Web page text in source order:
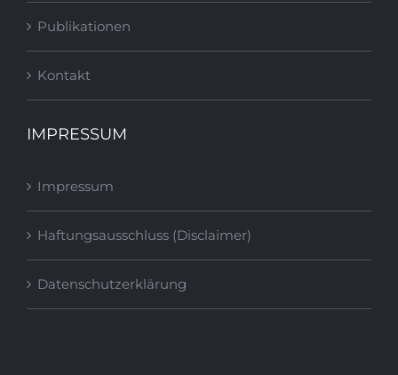
Publikationen
Kontakt
IMPRESSUM
Impressum
Haftungsausschluss (Disclaimer)
Datenschutzerklärung